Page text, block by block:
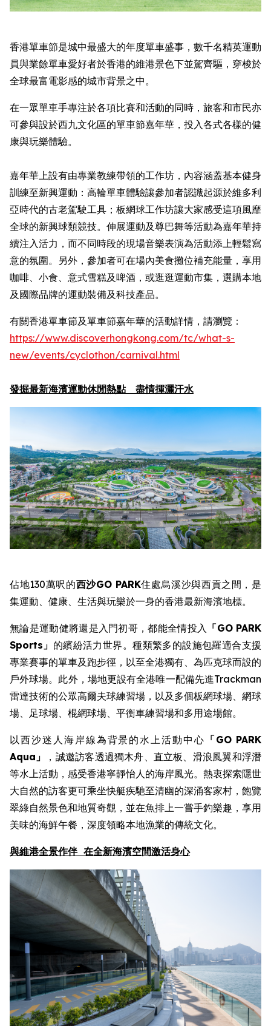
香港單車節是城中最盛大的年度單車盛事，數千名精英運動
員與業餘單車愛好者於香港的維港景色下並駕齊驅，穿梭於
全球最富電影感的城市背景之中。
在一眾單車手專注於各項比賽和活動的同時，旅客和市民亦
可參與設於西九文化區的單車節嘉年華，投入各式各樣的健
康與玩樂體驗。
嘉年華上設有由專業教練帶領的工作坊，內容涵蓋基本健身
訓練至新興運動：高輪單車體驗讓參加者認識起源於維多利
亞時代的古老駕駛工具；板網球工作坊讓大家感受這項風靡
全球的新興球類競技。伸展運動及尊巴舞等活動為嘉年華持
續注入活力，而不同時段的現場音樂表演為活動添上輕鬆寫
意的氛圍。另外，參加者可在場內美食攤位補充能量，享用
咖啡、小食、意式雪糕及啤酒，或逛逛運動市集，選購本地
及國際品牌的運動裝備及科技產品。
有關香港單車節及單車節嘉年華的活動詳情，請瀏覽：
https://www.discoverhongkong.com/tc/what-s-
new/events/cyclothon/carnival.html
發掘最新海濱運動休閒熱點 盡情揮灑汗水
佔地130萬呎的西沙GO PARK住處烏溪沙與西貢之間，是
集運動、健康、生活與玩樂於一身的香港最新海濱地標。
無論是運動健將還是入門初哥，都能全情投入 「GO PARK
Sports 」 的繽紛活力世界。種類繁多的設施包羅適合支援
專業賽事的單車及跑步徑，以至全港獨有、為匹克球而設的
戶外球場。此外，場地更設有全港唯一配備先進Trackman
雷達技術的公眾高爾夫球練習場，以及多個板網球場、網球
場、足球場、棍網球場、平衡車練習場和多用途場館。
以西沙迷人海岸線為背景的水上活動中心 「 GO PARK
Aqua 」
，誠邀訪客透過獨木舟、直立板、滑浪風翼和浮潛
等水上活動，感受香港寧靜怡人的海岸風光。熱衷探索隱世
大自然的訪客更可乘坐快艇疾馳至清幽的深涌客家村，飽覽
翠綠自然景色和地質奇觀，並在魚排上一嘗手釣樂趣，享用
美味的海鮮午餐，深度領略本地漁業的傳統文化。
與維港全景作伴 在全新海濱空間激活身心